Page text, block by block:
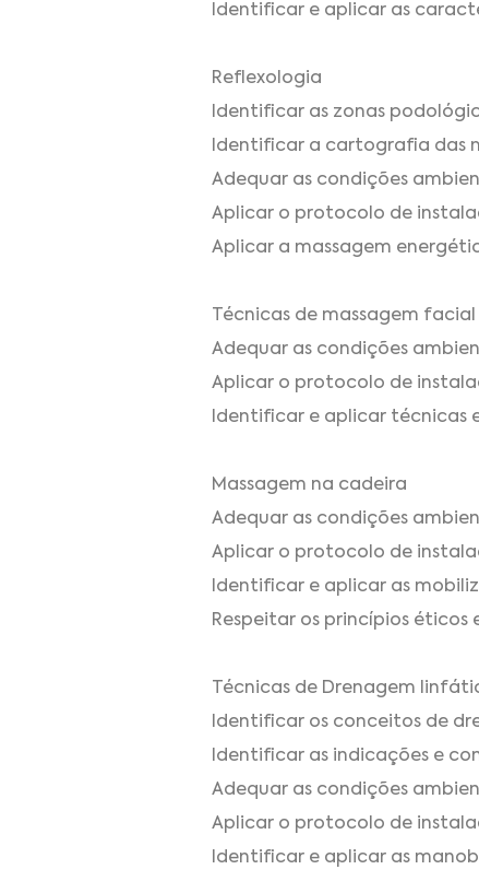
Identificar e aplicar as
Reflexologia
Identificar as zonas
Identificar a cartografia das
Adequar as condições
Aplicar o protocolo de
Aplicar a massagem
Técnicas de massagem facial
Adequar as condições
Aplicar o protocolo de
Identificar e aplicar técnicas
Massagem na cadeira
Adequar as condições
Aplicar o protocolo de
Identificar e aplicar as
Respeitar os princípios
Técnicas de Drenagem
Identificar os conceitos de
Identificar as indicações e
Adequar as condições
Aplicar o protocolo de
Identificar e aplicar as